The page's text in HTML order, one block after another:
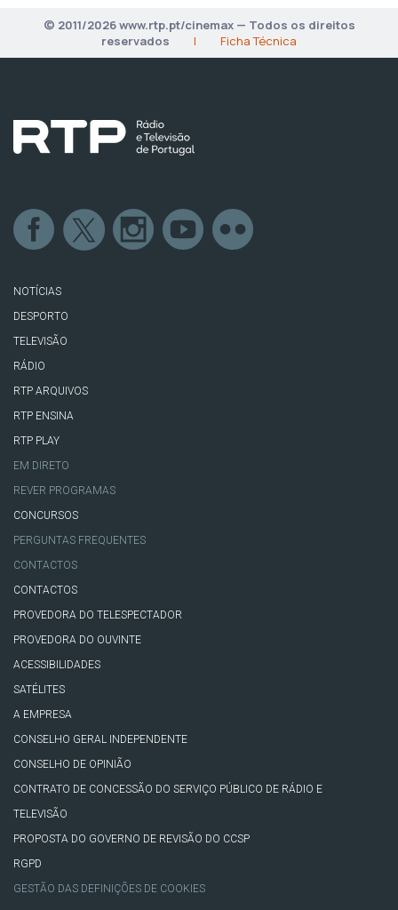
© 2011/2026 www.rtp.pt/cinemax — Todos os direitos
reservados
| Ficha Técnica
NOTÍCIAS
DESPORTO
TELEVISÃO
RÁDIO
RTP ARQUIVOS
RTP ENSINA
RTP PLAY
EM DIRETO
REVER PROGRAMAS
CONCURSOS
PERGUNTAS FREQUENTES
CONTACTOS
CONTACTOS
PROVEDORA DO TELESPECTADOR
PROVEDORA DO OUVINTE
ACESSIBILIDADES
SATÉLITES
A EMPRESA
CONSELHO GERAL INDEPENDENTE
CONSELHO DE OPINIÃO
CONTRATO DE CONCESSÃO DO SERVIÇO PÚBLICO DE RÁDIO E
TELEVISÃO
PROPOSTA DO GOVERNO DE REVISÃO DO CCSP
RGPD
GESTÃO DAS DEFINIÇÕES DE COOKIES